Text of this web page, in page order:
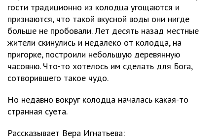
гости традиционно из колодца угощаются и
признаются, что такой вкусной воды они нигде
больше не пробовали. Лет десять назад местные
жители скинулись и недалеко от колодца, на
пригорке, построили небольшую деревянную
часовню. Что-то хотелось им сделать для Бога,
сотворившего такое чудо.
Но недавно вокруг колодца началась какая-то
странная суета.
Рассказывает Вера Игнатьева: